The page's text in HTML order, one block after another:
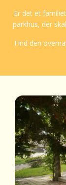
Er det et
parkhus, der
Find den